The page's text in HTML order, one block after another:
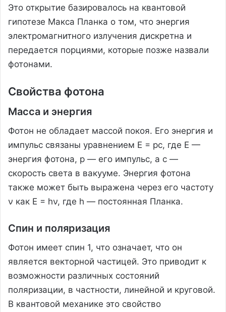
Это открытие базировалось на квантовой
гипотезе Макса Планка о том, что энергия
электромагнитного излучения дискретна и
передается порциями, которые позже назвали
фотонами.
Свойства фотона
Масса и энергия
Фотон не обладает массой покоя. Его энергия и
импульс связаны уравнением E = pc, где E —
энергия фотона, p — его импульс, а c —
скорость света в вакууме. Энергия фотона
также может быть выражена через его частоту
ν как E = hν, где h — постоянная Планка.
Спин и поляризация
Фотон имеет спин 1, что означает, что он
является векторной частицей. Это приводит к
возможности различных состояний
поляризации, в частности, линейной и круговой.
В квантовой механике это свойство